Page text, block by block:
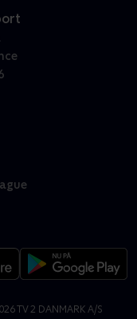
TV 2 DANMARK A/S